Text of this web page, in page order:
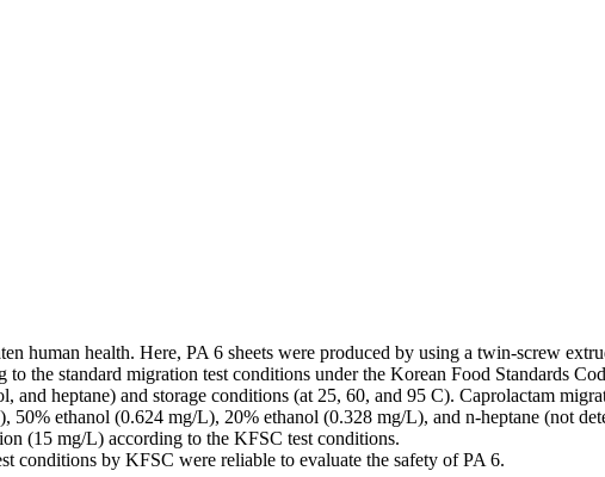
human health. Here, PA 6 sheets were produced by using a twin-screw
the standard migration test conditions under the Korean Food Standards
and heptane) and storage conditions (at 25, 60, and 95 C). Caprolactam
ethanol (0.624 mg/L), 20% ethanol (0.328 mg/L), and n-heptane (not
(15 mg/L) according to the KFSC test conditions.
conditions by KFSC were reliable to evaluate the safety of PA 6.